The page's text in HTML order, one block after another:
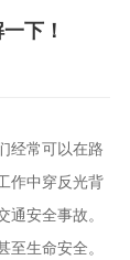
下！
经常可以在路
作中穿反光背
安全事故。
生命安全。